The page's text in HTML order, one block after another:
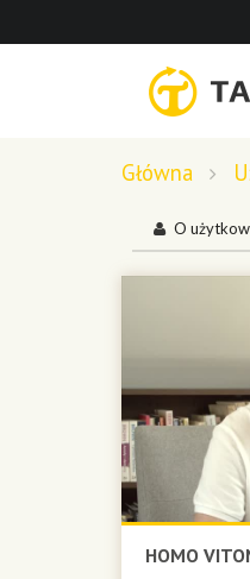
Główna
O
HOMO